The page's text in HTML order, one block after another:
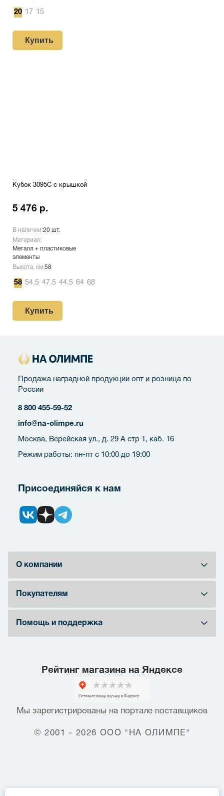
20 17 15
Купить
Кубок 3095C с крышкой
5 476 р.
В наличии:20 шт.
Материал:
Металл + пластиковые
элементы
Высота, см:58
58 54.5 47.5 44.5 64 68
Купить
Продажа наградной продукции опт и розница по
России
8 800 455-59-52
info@na-olimpe.ru
Москва, Верейская ул., д. 29 А стр 1, каб. 16
Режим работы: пн-пт с 10:00 до 19:00
Присоединяйся к нам
О компании
Покупателям
Помощь и поддержка
Рейтинг магазина на Яндексе
Мы зарегистрированы на портале поставщиков
© 2001 - 2026 ООО "НА ОЛИМПЕ"